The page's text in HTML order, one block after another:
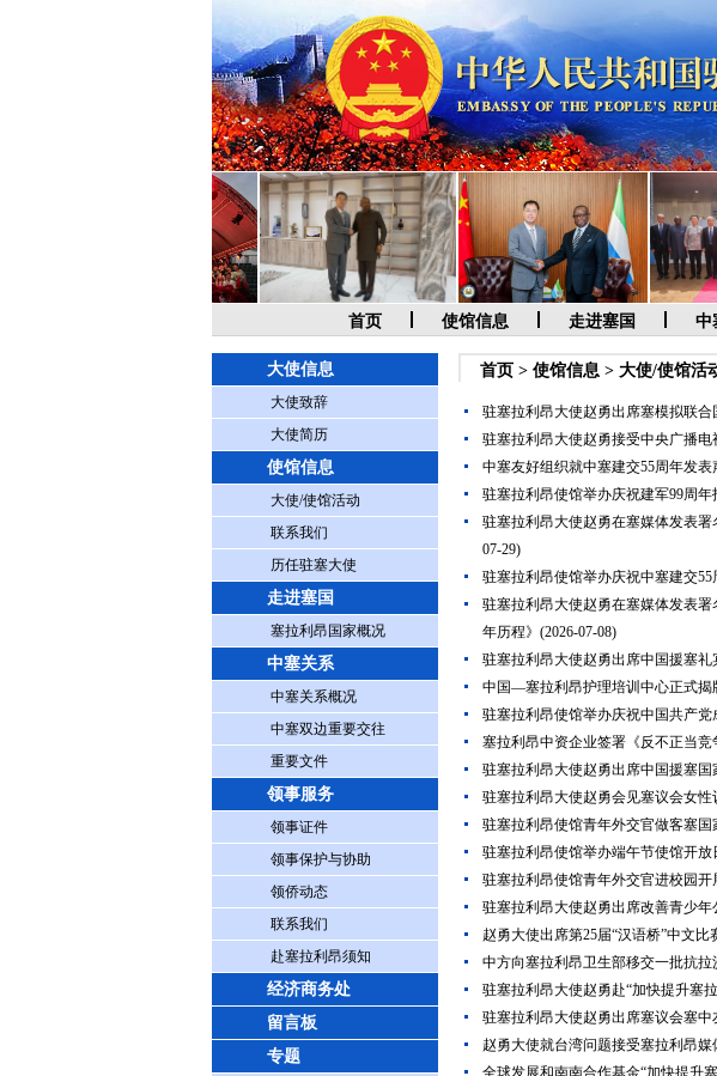
首页 使馆信息 走进塞国 中
大使信息
大使致辞
大使简历
使馆信息
大使/使馆活动
联系我们
历任驻塞大使
走进塞国
塞拉利昂国家概况
中塞关系
中塞关系概况
中塞双边重要交往
重要文件
领事服务
领事证件
领事保护与协助
领侨动态
联系我们
赴塞拉利昂须知
经济商务处
留言板
专题
首页> 使馆信息> 大使/使馆活
驻塞拉利昂大使赵勇出席塞模拟联合
驻塞拉利昂大使赵勇接受中央广播
中塞友好组织就中塞建交55周年发表
驻塞拉利昂使馆举办庆祝建军99周年
驻塞拉利昂大使赵勇在塞媒体发表
07-29)
驻塞拉利昂使馆举办庆祝中塞建交
驻塞拉利昂大使赵勇在塞媒体发表
年历程》 (2026-07-08)
驻塞拉利昂大使赵勇出席中国援塞礼
中国—塞拉利昂护理培训中心正式揭
驻塞拉利昂使馆举办庆祝中国共产党
塞拉利昂中资企业签署《反不正当竞
驻塞拉利昂大使赵勇出席中国援塞
驻塞拉利昂大使赵勇会见塞议会女性
驻塞拉利昂使馆青年外交官做客塞国
驻塞拉利昂使馆举办端午节使馆开放
驻塞拉利昂使馆青年外交官进校园开
驻塞拉利昂大使赵勇出席改善青少
赵勇大使出席第25届“汉语桥”中文
中方向塞拉利昂卫生部移交一批抗拉
驻塞拉利昂大使赵勇赴“加快提升塞
驻塞拉利昂大使赵勇出席塞议会塞中
赵勇大使就台湾问题接受塞拉利昂媒
全球发展和南南合作基金“加快提升